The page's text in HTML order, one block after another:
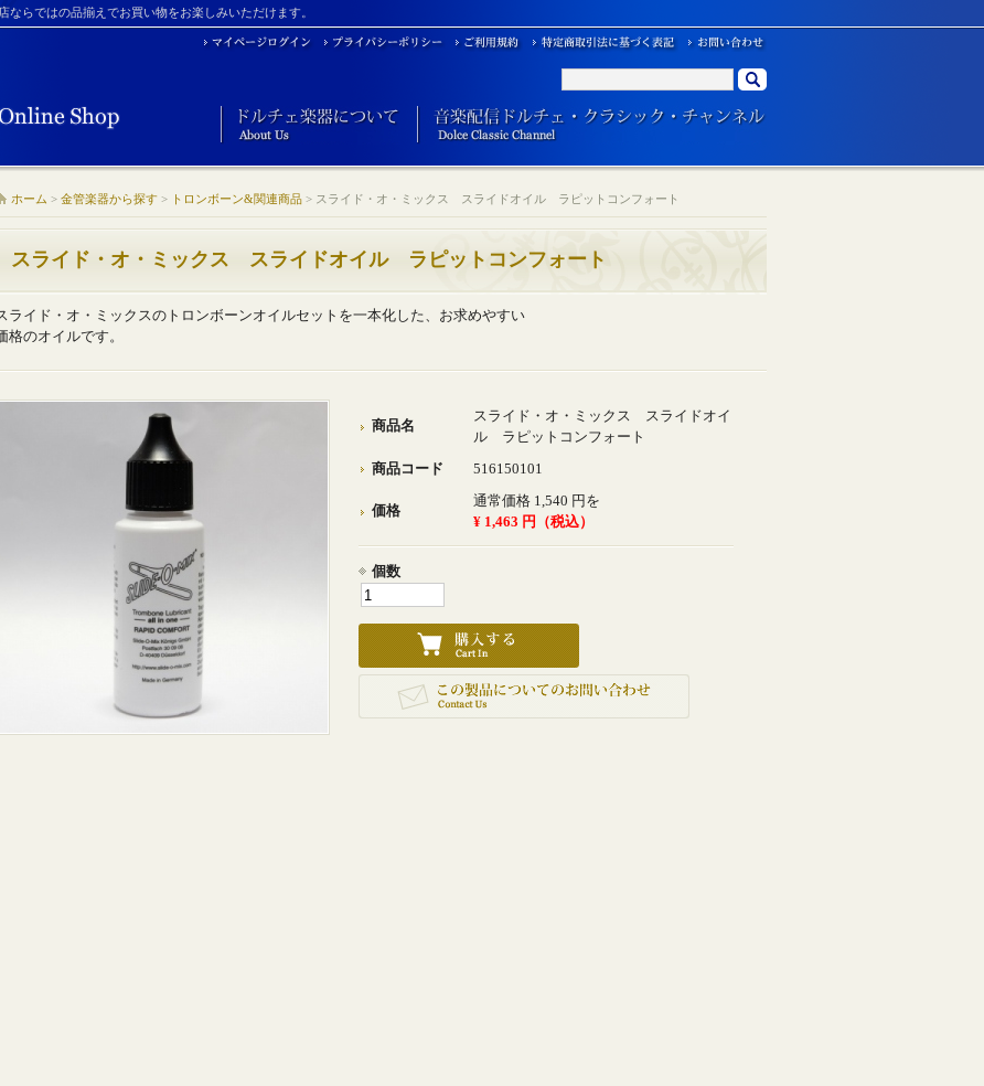
らではの品揃えでお買い物をお楽しみいただけます。
ホーム > 金管楽器から探す > トロンボーン&関連商品 > スライド・オ・ミックス スライドオイル ラピットコンフォート
スライド・オ・ミックス スライドオイル ラピットコンフォート
ライド・オ・ミックスのトロンボーンオイルセットを一本化した、お求めやすい
格のオイルです。
商品名
スライド・オ・ミックス スライドオイ
ル ラピットコンフォート
商品コード 516150101
価格
通常価格 1,540 円を
¥ 1,463 円（税込）
個数